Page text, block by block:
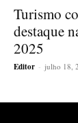
Turismo
destaque
2025
Editor - julho 18,